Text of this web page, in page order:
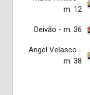
m. 12
Deivão - m. 36
Angel Velasco -
m. 38